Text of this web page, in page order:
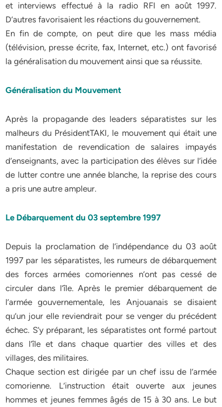
et interviews effectué à la radio RFI en août 1997.
D’autres favorisaient les réactions du gouvernement.
En fin de compte, on peut dire que les mass média
(télévision, presse écrite, fax, Internet, etc.) ont favorisé
la généralisation du mouvement ainsi que sa réussite.
Généralisation du Mouvement
Après la propagande des leaders séparatistes sur les
malheurs du PrésidentTAKI, le mouvement qui était une
manifestation de revendication de salaires impayés
d’enseignants, avec la participation des élèves sur l’idée
de lutter contre une année blanche, la reprise des cours
a pris une autre ampleur.
Le Débarquement du 03 septembre 1997
Depuis la proclamation de l’indépendance du 03 août
1997 par les séparatistes, les rumeurs de débarquement
des forces armées comoriennes n’ont pas cessé de
circuler dans l’île. Après le premier débarquement de
l’armée gouvernementale, les Anjouanais se disaient
qu’un jour elle reviendrait pour se venger du précédent
échec. S’y préparant, les séparatistes ont formé partout
dans l’île et dans chaque quartier des villes et des
villages, des militaires.
Chaque section est dirigée par un chef issu de l’armée
comorienne. L’instruction était ouverte aux jeunes
hommes et jeunes femmes âgés de 15 à 30 ans. Le but